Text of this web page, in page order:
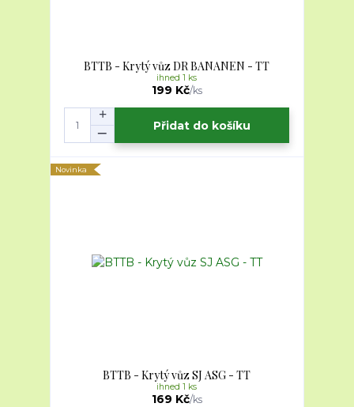
BTTB - Krytý vůz DR BANANEN - TT
199 Kč/ks
ihned 1 ks
Přidat do košíku
Novinka
BTTB - Krytý vůz SJ ASG - TT
169 Kč/ks
ihned 1 ks